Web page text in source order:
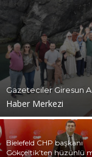
Gazeteciler Giresun
Haber Merkezi
Bielefeld CHP başkanı
Gökçeltik’ten hüzünlü